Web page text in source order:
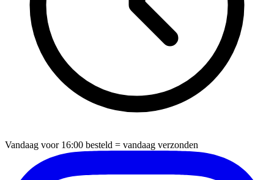
Vandaag voor 16:00 besteld = vandaag verzonden